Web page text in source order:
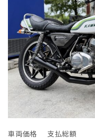
車両価格 支払総額